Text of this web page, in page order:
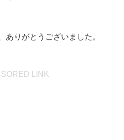
ありがとうございました。
LINK